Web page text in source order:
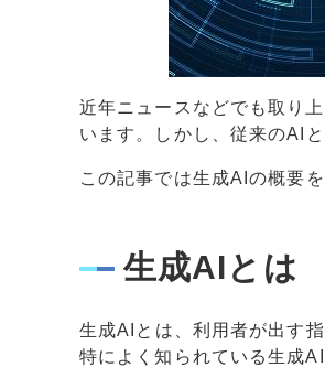
近年ニュースなどでも取り
います。しかし、従来のAI
この記事では生成AIの概要
生成AIとは
生成AIとは、利用者が出す
特によく知られている生成